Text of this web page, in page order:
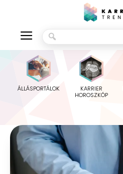
ÁLLÁSPORTÁLOK
KARRIER
HOROSZKÓP